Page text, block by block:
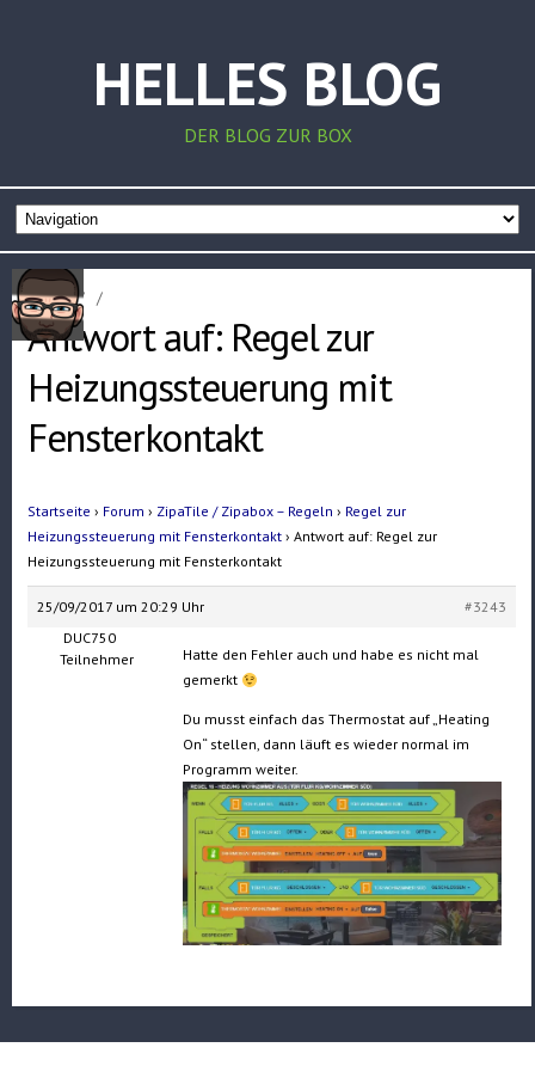
HELLES BLOG
DER BLOG ZUR BOX
Home / /
Antwort auf: Regel zur
Heizungssteuerung mit
Fensterkontakt
Startseite › Forum › ZipaTile / Zipabox – Regeln › Regel zur
Heizungssteuerung mit Fensterkontakt › Antwort auf: Regel zur
Heizungssteuerung mit Fensterkontakt
25/09/2017 um 20:29 Uhr
#3243
DUC750
Teilnehmer
Hatte den Fehler auch und habe es nicht mal
gemerkt
Du musst einfach das Thermostat auf „Heating
On“ stellen, dann läuft es wieder normal im
Programm weiter.